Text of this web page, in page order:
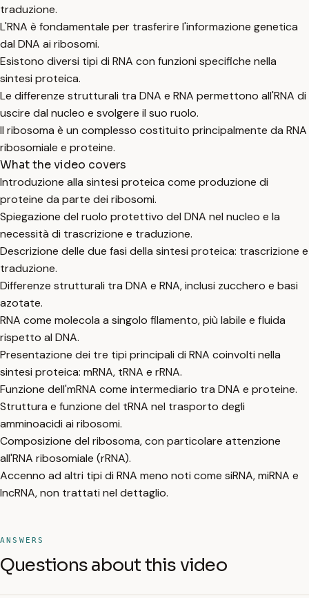
traduzione.
L'RNA è fondamentale per trasferire l'informazione genetica
dal DNA ai ribosomi.
Esistono diversi tipi di RNA con funzioni specifiche nella
sintesi proteica.
Le differenze strutturali tra DNA e RNA permettono all'RNA di
uscire dal nucleo e svolgere il suo ruolo.
Il ribosoma è un complesso costituito principalmente da RNA
ribosomiale e proteine.
What the video covers
Introduzione alla sintesi proteica come produzione di
proteine da parte dei ribosomi.
Spiegazione del ruolo protettivo del DNA nel nucleo e la
necessità di trascrizione e traduzione.
Descrizione delle due fasi della sintesi proteica: trascrizione e
traduzione.
Differenze strutturali tra DNA e RNA, inclusi zucchero e basi
azotate.
RNA come molecola a singolo filamento, più labile e fluida
rispetto al DNA.
Presentazione dei tre tipi principali di RNA coinvolti nella
sintesi proteica: mRNA, tRNA e rRNA.
Funzione dell'mRNA come intermediario tra DNA e proteine.
Struttura e funzione del tRNA nel trasporto degli
amminoacidi ai ribosomi.
Composizione del ribosoma, con particolare attenzione
all'RNA ribosomiale (rRNA).
Accenno ad altri tipi di RNA meno noti come siRNA, miRNA e
lncRNA, non trattati nel dettaglio.
ANSWERS
Questions about this video